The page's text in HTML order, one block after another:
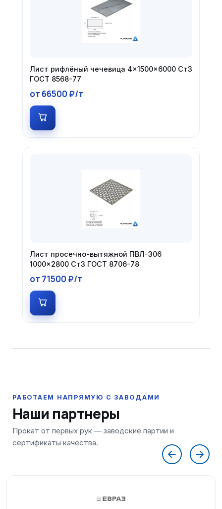
Лист рифлёный чечевица 4×1500×6000 Ст3
ГОСТ 8568-77
от 66500 ₽/т
Лист просечно-вытяжной ПВЛ-306
1000×2800 Ст3 ГОСТ 8706-78
от 71500 ₽/т
Наши партнеры